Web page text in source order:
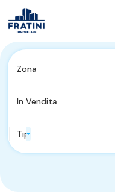
Zona
In Vendita
Tipologie Immobili